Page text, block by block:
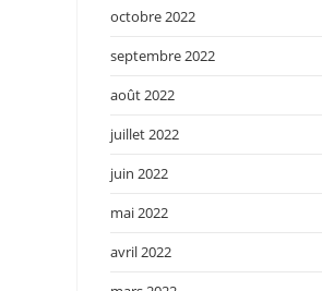
octobre 2022
septembre 2022
août 2022
juillet 2022
juin 2022
mai 2022
avril 2022